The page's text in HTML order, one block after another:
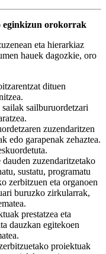
eginkizun orokorrak
eta hierarkiaz
hauek dagozkie, oro
dituen
sailak sailburuordetzari
zuzendaritzen
edo garapenak zehaztea.
zuzendaritzetako
sustatu, programatu
zerbitzuen eta organoen
buruzko zirkularrak,
prestatzea eta
dauzkan egitekoen
proiektuak